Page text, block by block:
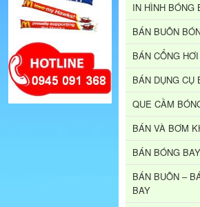
IN HÌNH BÓNG
BÁN BUÔN
BÁN CỔNG
BÁN DỤNG CỤ
QUE CẦM
BÁN VÀ BƠM
BÁN BÓNG
BÁN BUÔN –
BAY